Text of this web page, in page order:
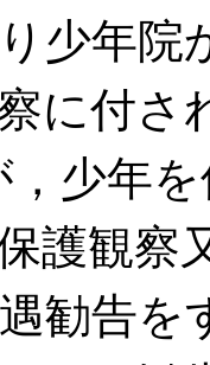
少年院
に付さ
，少年
護観察
勧告を